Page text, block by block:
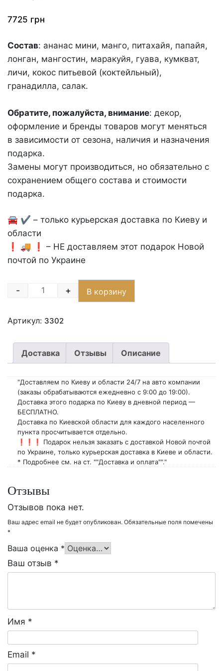
7725 грн
Состав: ананас мини, манго, питахайя, папайя,
лонган, мангостин, маракуйя, гуава, кумкват,
личи, кокос питьевой (коктейльный),
гранадилла, салак.
Обратите, пожалуйста, внимание: декор,
оформление и бренды товаров могут меняться
в зависимости от сезона, наличия и назначения
подарка.
Замены могут производиться, но обязательно с
сохранением общего состава и стоимости
подарка.
🚘 ✔️ – только курьерская доставка по Киеву и
области
❗️ 🚚 ❗️ – НЕ доставляем этот подарок Новой
почтой по Украине
Quantity
- + В корзину
Артикул: 3302
Доставка Отзывы Описание
"Доставляем по Киеву и области 24/7 на авто компании
(заказы обрабатываются ежедневно с 9:00 до 19:00).
Доставка этого подарка по Киеву в дневной период —
БЕСПЛАТНО.
Доставка по Киевской области для каждого населенного
пункта просчитывается отдельно.
❗❗❗ Подарок нельзя заказать с доставкой Новой почтой
по Украине, только курьерская доставка в Киеве и области.
* Подробнее см. на ст. ""Доставка и оплата""."
Отзывы
Отзывов пока нет.
Ваш адрес email не будет опубликован. Обязательные поля помечены
*
Ваша оценка *
Ваш отзыв *
Имя *
Email *